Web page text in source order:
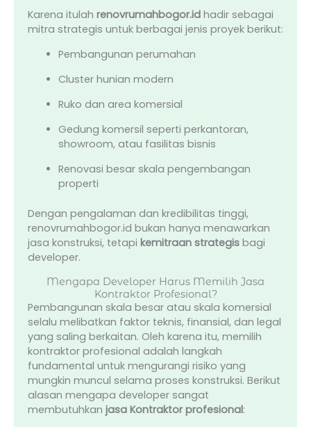
Karena itulah renovrumahbogor.id hadir sebagai
mitra strategis untuk berbagai jenis proyek berikut:
Pembangunan perumahan
Cluster hunian modern
Ruko dan area komersial
Gedung komersil seperti perkantoran,
showroom, atau fasilitas bisnis
Renovasi besar skala pengembangan
properti
Dengan pengalaman dan kredibilitas tinggi,
renovrumahbogor.id bukan hanya menawarkan
jasa konstruksi, tetapi kemitraan strategis bagi
developer.
Mengapa Developer Harus Memilih Jasa
Kontraktor Profesional?
Pembangunan skala besar atau skala komersial
selalu melibatkan faktor teknis, finansial, dan legal
yang saling berkaitan. Oleh karena itu, memilih
kontraktor profesional adalah langkah
fundamental untuk mengurangi risiko yang
mungkin muncul selama proses konstruksi. Berikut
alasan mengapa developer sangat
membutuhkan jasa Kontraktor profesional: